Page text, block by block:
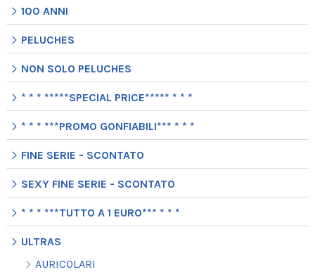
100 ANNI
PELUCHES
NON SOLO PELUCHES
* * * *****SPECIAL PRICE***** * * *
* * * ***PROMO GONFIABILI*** * * *
FINE SERIE - SCONTATO
SEXY FINE SERIE - SCONTATO
* * * ***TUTTO A 1 EURO*** * * *
ULTRAS
AURICOLARI